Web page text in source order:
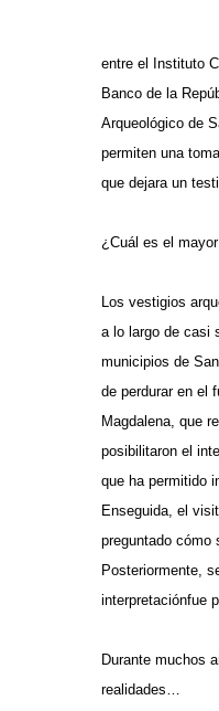
entre el Instituto
Banco de la
Arqueológico de
permiten una
que dejara un
¿Cuál es el
Los vestigios
a lo largo de casi
municipios de
de perdurar en el
Magdalena, que
posibilitaron el
que ha permitido
Enseguida, el
preguntado cómo
Posteriormente,
interpretaciónfue
Durante muchos
realidades…